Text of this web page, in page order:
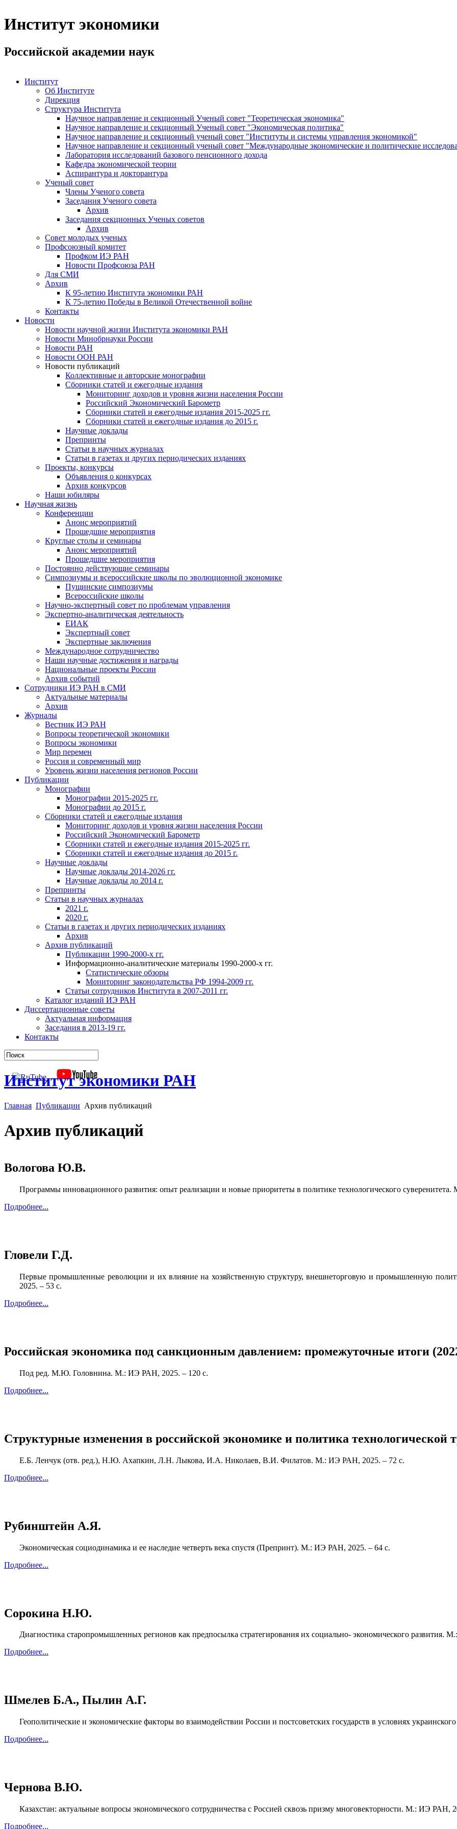
Институт экономики
Российской академии наук
Институт
Об Институте
Дирекция
Структура Института
Научное направление и секционный Ученый совет "Теоретическая экономика"
Научное направление и секционный Ученый совет "Экономическая политика"
Научное направление и секционный ученый совет "Институты и системы управления экономикой"
Научное направление и секционный ученый совет "Международные экономические и политические
Лаборатория исследований базового пенсионного дохода
Кафедра экономической теории
Аспирантура и докторантура
Ученый совет
Члены Ученого совета
Заседания Ученого совета
Архив
Заседания секционных Ученых советов
Архив
Совет молодых ученых
Профсоюзный комитет
Профком ИЭ РАН
Новости Профсоюза РАН
Для СМИ
Архив
К 95-летию Института экономики РАН
К 75-летию Победы в Великой Отечественной войне
Контакты
Новости
Новости научной жизни Института экономики РАН
Новости Минобрнауки России
Новости РАН
Новости ООН РАН
Новости публикаций
Коллективные и авторские монографии
Сборники статей и ежегодные издания
Мониторинг доходов и уровня жизни населения России
Российский Экономический Барометр
Сборники статей и ежегодные издания 2015-2025 гг.
Сборники статей и ежегодные издания до 2015 г.
Научные доклады
Препринты
Статьи в научных журналах
Статьи в газетах и других периодических изданиях
Проекты, конкурсы
Объявления о конкурсах
Архив конкурсов
Наши юбиляры
Научная жизнь
Конференции
Анонс мероприятий
Прошедшие мероприятия
Круглые столы и семинары
Анонс мероприятий
Прошедшие мероприятия
Постоянно действующие семинары
Симпозиумы и всероссийские школы по эволюционной экономике
Пущинские симпозиумы
Всероссийские школы
Научно-экспертный совет по проблемам управления
Экспертно-аналитическая деятельность
ЕИАК
Экспертный совет
Экспертные заключения
Международное сотрудничество
Наши научные достижения и награды
Национальные проекты России
Архив событий
Сотрудники ИЭ РАН в СМИ
Актуальные материалы
Архив
Журналы
Вестник ИЭ РАН
Вопросы теоретической экономики
Вопросы экономики
Мир перемен
Россия и современный мир
Уровень жизни населения регионов России
Публикации
Монографии
Монографии 2015-2025 гг.
Монографии до 2015 г.
Сборники статей и ежегодные издания
Мониторинг доходов и уровня жизни населения России
Российский Экономический Барометр
Сборники статей и ежегодные издания 2015-2025 гг.
Сборники статей и ежегодные издания до 2015 г.
Научные доклады
Научные доклады 2014-2026 гг.
Научные доклады до 2014 г.
Препринты
Статьи в научных журналах
2021 г.
2020 г.
Статьи в газетах и других периодических изданиях
Архив
Архив публикаций
Публикации 1990-2000-х гг.
Информационно-аналитические материалы 1990-2000-х гг.
Статистические обзоры
Мониторинг законодательства РФ 1994-2009 гг.
Статьи сотрудников Института в 2007-2011 гг.
Каталог изданий ИЭ РАН
Диссертационные советы
Актуальная информация
Заседания в 2013-19 гг.
Контакты
Институт экономики РАН
Главная Публикации Архив публикаций
Архив публикаций
Вологова Ю.В.
Программы инновационного развития: опыт реализации и новые приоритеты в политике технологического
Подробнее...
Гловели Г.Д.
Первые промышленные революции и их влияние на хозяйственную структуру, внешнеторговую и промышленную
2025. – 53 с.
Подробнее...
Российская экономика под санкционным давлением: промежуточные итоги
Под ред. М.Ю. Головнина. М.: ИЭ РАН, 2025. – 120 с.
Подробнее...
Структурные изменения в российской экономике и политика технологической
Е.Б. Ленчук (отв. ред.), Н.Ю. Ахапкин, Л.Н. Лыкова, И.А. Николаев, В.И. Филатов. М.: ИЭ РАН, 2025. – 72 с.
Подробнее...
Рубинштейн А.Я.
Экономическая социодинамика и ее наследие четверть века спустя (Препринт). М.: ИЭ РАН, 2025. – 64 с.
Подробнее...
Сорокина Н.Ю.
Диагностика старопромышленных регионов как предпосылка стратегирования их социально- экономического развития.
Подробнее...
Шмелев Б.А., Пылин А.Г.
Геополитические и экономические факторы во взаимодействии России и постсоветских государств в условиях
Подробнее...
Чернова В.Ю.
Казахстан: актуальные вопросы экономического сотрудничества с Россией сквозь призму многовекторности. М.: ИЭ РАН,
Подробнее...